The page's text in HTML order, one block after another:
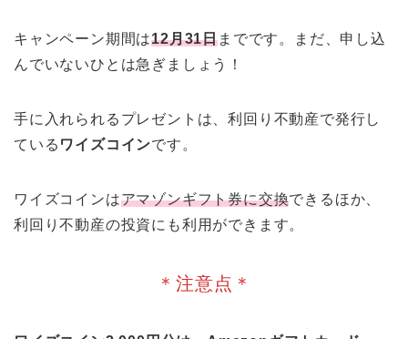
キャンペーン期間は12月31日までです。まだ、申し込
んでいないひとは急ぎましょう！
手に入れられるプレゼントは、利回り不動産で発行し
ている ワイズコインです。
ワイズコインはアマゾンギフト券に交換できるほか、
利回り不動産の投資にも利用ができます。
＊注意点＊